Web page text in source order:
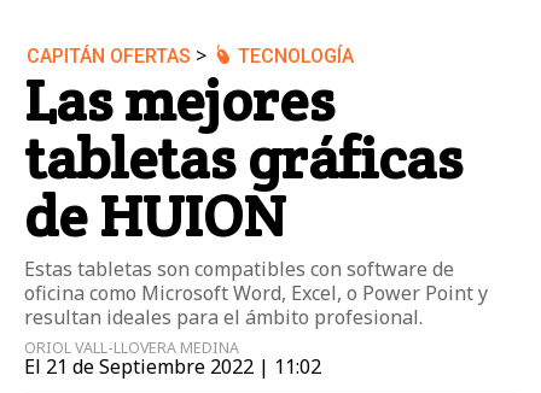
CAPITÁN OFERTAS > TECNOLOGÍA
Las mejores
tabletas gráficas
de HUION
Estas tabletas son compatibles con software de
oficina como Microsoft Word, Excel, o Power Point y
resultan ideales para el ámbito profesional.
ORIOL VALL-LLOVERA MEDINA
El 21 de Septiembre 2022 | 11:02